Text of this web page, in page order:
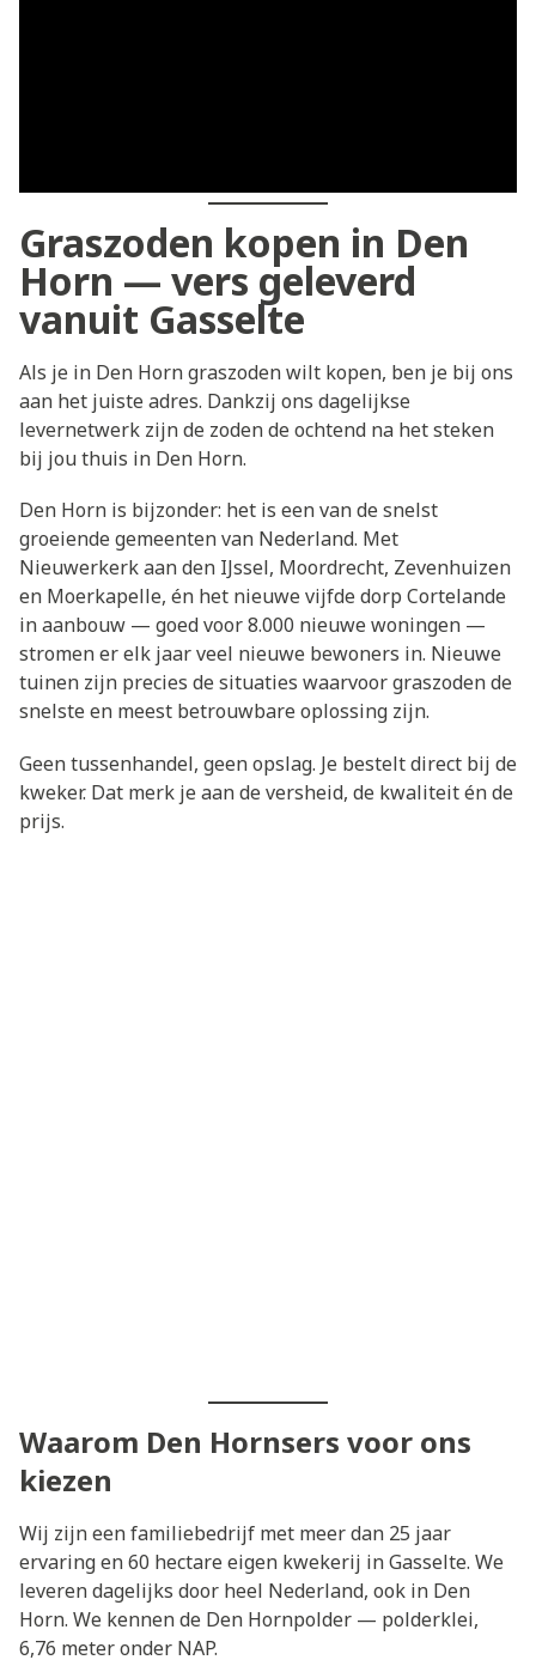
Graszoden kopen in Den
Horn — vers geleverd
vanuit Gasselte
Als je in Den Horn graszoden wilt kopen, ben je bij ons
aan het juiste adres. Dankzij ons dagelijkse
levernetwerk zijn de zoden de ochtend na het steken
bij jou thuis in Den Horn.
Den Horn is bijzonder: het is een van de snelst
groeiende gemeenten van Nederland. Met
Nieuwerkerk aan den IJssel, Moordrecht, Zevenhuizen
en Moerkapelle, én het nieuwe vijfde dorp Cortelande
in aanbouw — goed voor 8.000 nieuwe woningen —
stromen er elk jaar veel nieuwe bewoners in. Nieuwe
tuinen zijn precies de situaties waarvoor graszoden de
snelste en meest betrouwbare oplossing zijn.
Geen tussenhandel, geen opslag. Je bestelt direct bij de
kweker. Dat merk je aan de versheid, de kwaliteit én de
prijs.
Waarom Den Hornsers voor ons
kiezen
Wij zijn een familiebedrijf met meer dan 25 jaar
ervaring en 60 hectare eigen kwekerij in Gasselte. We
leveren dagelijks door heel Nederland, ook in Den
Horn. We kennen de Den Hornpolder — polderklei,
6,76 meter onder NAP.